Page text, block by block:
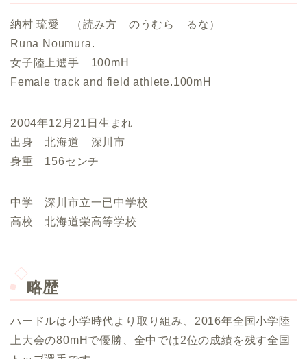
納村 琉愛 （読み方 のうむら るな）
Runa Noumura.
女子陸上選手 100mH
Female track and field athlete.100mH
2004年12月21日生まれ
出身 北海道 深川市
身重 156センチ
中学 深川市立一已中学校
高校 北海道栄高等学校
略歴
ハードルは小学時代より取り組み、2016年全国小学陸
上大会の80mHで優勝、全中では2位の成績を残す全国